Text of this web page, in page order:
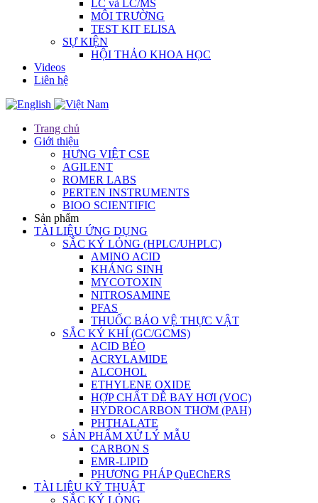
LC và LC/MS
MÔI TRƯỜNG
TEST KIT ELISA
SỰ KIỆN
HỘI THẢO KHOA HỌC
Videos
Liên hệ
Trang chủ
Giới thiệu
HƯNG VIỆT CSE
AGILENT
ROMER LABS
PERTEN INSTRUMENTS
BIOO SCIENTIFIC
Sản phẩm
TÀI LIỆU ỨNG DỤNG
SẮC KÝ LỎNG (HPLC/UHPLC)
AMINO ACID
KHÁNG SINH
MYCOTOXIN
NITROSAMINE
PFAS
THUỐC BẢO VỆ THỰC VẬT
SẮC KÝ KHÍ (GC/GCMS)
ACID BÉO
ACRYLAMIDE
ALCOHOL
ETHYLENE OXIDE
HỢP CHẤT DỄ BAY HƠI (VOC)
HYDROCARBON THƠM (PAH)
PHTHALATE
SẢN PHẨM XỬ LÝ MẪU
CARBON S
EMR-LIPID
PHƯƠNG PHÁP QuEChERS
TÀI LIỆU KỸ THUẬT
SẮC KÝ LỎNG